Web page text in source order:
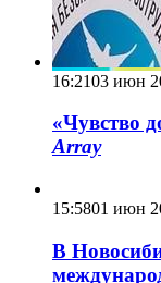
16:2103 июн
«Чувство
Array
15:5801 июн
В